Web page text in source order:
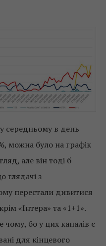
середньому в день
можна було на графік
але він тоді б
глядачі з
перестали дивитися
«Інтера» та «1+1».
чому, бо у цих каналів є
для кінцевого